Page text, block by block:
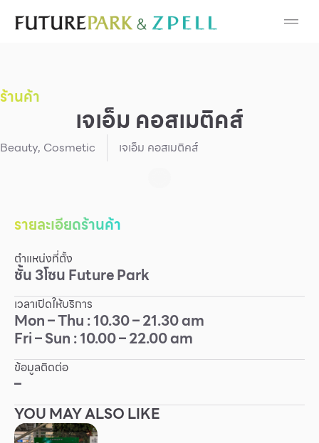
Cosmetic
Fashion
Gold & Jewelry
IT
Mobile
Other
Service
ร้านค้า
เจเอ็ม คอสเมติคส์
Beauty, Cosmetic เจเอ็ม คอสเมติคส์
รายละเอียดร้านค้า
ตำแหน่งที่ตั้ง
ชั้น3โซนFuture Park
เวลาเปิดให้บริการ
Mon – Thu : 10.30 – 21.30 am
Fri – Sun : 10.00 – 22.00 am
ข้อมูลติดต่อ
–
YOU MAY ALSO LIKE